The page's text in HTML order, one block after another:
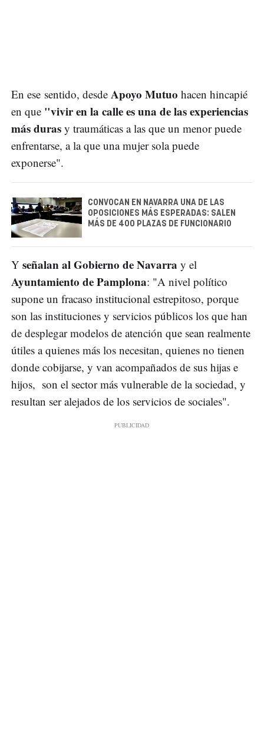
En ese sentido, desde Apoyo Mutuo hacen hincapié
en que "vivir en la calle es una de las experiencias
más duras y traumáticas a las que un menor puede
enfrentarse, a la que una mujer sola puede
exponerse".
CONVOCAN EN NAVARRA UNA DE LAS
OPOSICIONES MÁS ESPERADAS: SALEN
MÁS DE 400 PLAZAS DE FUNCIONARIO
Y señalan al Gobierno de Navarra y el
Ayuntamiento de Pamplona: "A nivel político
supone un fracaso institucional estrepitoso, porque
son las instituciones y servicios públicos los que han
de desplegar modelos de atención que sean realmente
útiles a quienes más los necesitan, quienes no tienen
donde cobijarse, y van acompañados de sus hijas e
hijos, son el sector más vulnerable de la sociedad, y
resultan ser alejados de los servicios de sociales".